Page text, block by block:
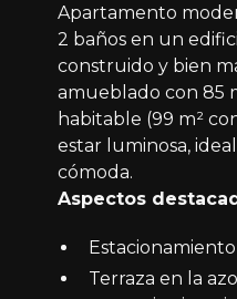
Apartamento
2 baños en un
construido y bien
amueblado con 85
habitable (99 m²
estar luminosa,
cómoda.
Aspectos
Terraza en la